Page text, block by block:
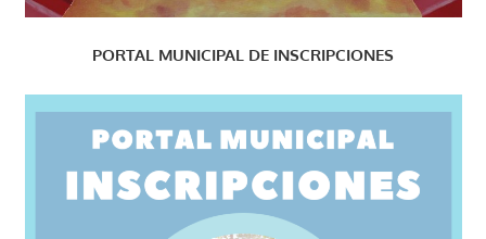
PORTAL MUNICIPAL DE INSCRIPCIONES